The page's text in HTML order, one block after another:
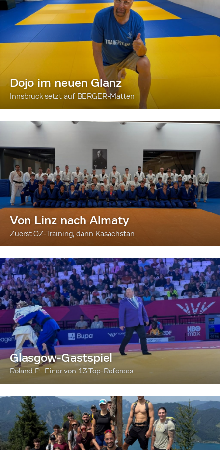
Dojo im neuen Glanz
Innsbruck setzt auf BERGER-Matten
Von Linz nach Almaty
Zuerst OZ-Training, dann Kasachstan
Glasgow-Gastspiel
Roland P.: Einer von 13 Top-Referees